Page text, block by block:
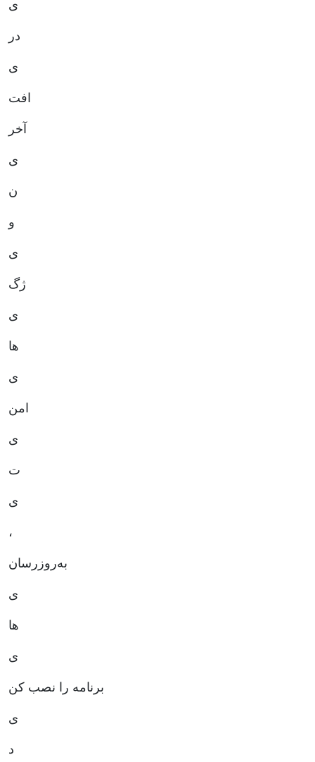
ی
در
ی
افت
آخر
ی
ن
و
ی
ژگ
ها
ی
امن
ی
ت
ی
،
به‌روزرسان
ها
ی
برنامه را نصب کن
ی
د